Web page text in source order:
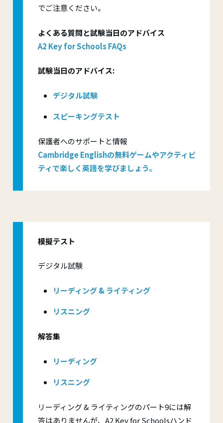
でご注意ください。
よくある質問と試験当日のアドバイス
A2 Key for Schools FAQs
試験当日のアドバイス:
デジタル試験
スピーキングテスト
保護者へのサポートと情報
Cambridge Englishの無料ゲームやアクティビ
ティで楽しく英語を学びましょう。
模擬テスト
デジタル試験
リーディング & ライティング
リスニング
解答集
リーディング
リスニング
リーディング & ライティングのパート9には解
答はありませんが、A2 Key for Schoolsハンド